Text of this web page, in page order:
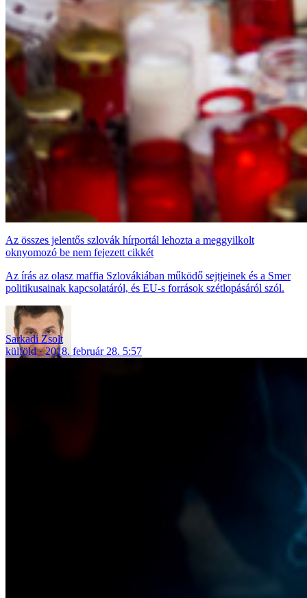
Az összes jelentős szlovák hírportál lehozta a meggyilkolt
oknyomozó be nem fejezett cikkét
Az írás az olasz maffia Szlovákiában működő sejtjeinek és a Smer
politikusainak kapcsolatáról, és EU-s források szétlopásáról szól.
Sarkadi Zsolt
külföld
2018. február 28. 5:57